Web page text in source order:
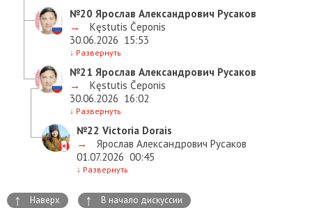
№20 Ярослав Александрович Русаков
→
Kęstutis Čeponis
30.06.2026 15:53
↓ Развернуть
№21 Ярослав Александрович Русаков
→
Kęstutis Čeponis
30.06.2026 16:02
↓ Развернуть
№22 Victoria Dorais
→
Ярослав Александрович Русаков
01.07.2026 00:45
↓ Развернуть
↑ Наверх ↑ В начало дискуссии